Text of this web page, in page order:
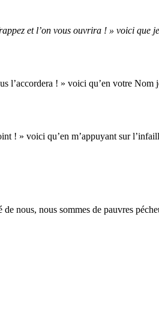
et l’on vous ouvrira ! » voici
! » voici qu’en votre Nom
! » voici qu’en m’appuyant sur
nous, nous sommes de pauvres